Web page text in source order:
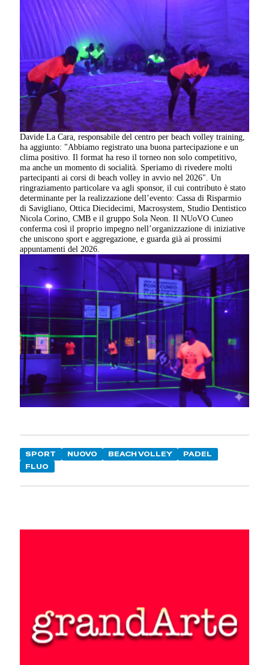
Davide La Cara, responsabile del centro per beach volley training,
ha aggiunto: "Abbiamo registrato una buona partecipazione e un
clima positivo. Il format ha reso il torneo non solo competitivo,
ma anche un momento di socialità. Speriamo di rivedere molti
partecipanti ai corsi di beach volley in avvio nel 2026". Un
ringraziamento particolare va agli sponsor, il cui contributo è stato
determinante per la realizzazione dell’evento: Cassa di Risparmio
di Savigliano, Ottica Diecidecimi, Macrosystem, Studio Dentistico
Nicola Corino, CMB e il gruppo Sola Neon. Il NUoVO Cuneo
conferma così il proprio impegno nell’organizzazione di iniziative
che uniscono sport e aggregazione, e guarda già ai prossimi
appuntamenti del 2026.
SPORT NUOVO BEACH VOLLEY
PADEL
FLUO